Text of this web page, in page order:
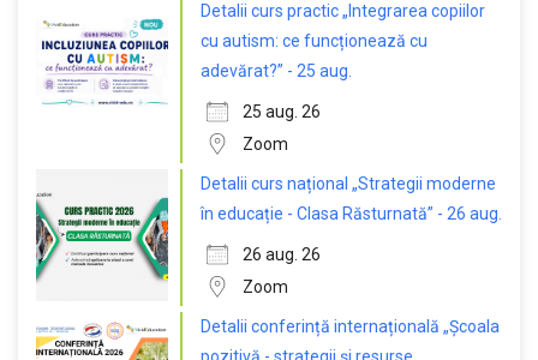
Detalii curs practic „Integrarea copiilor
cu autism: ce funcționează cu
adevărat?” - 25 aug.
25 aug. 26
Zoom
Detalii curs național „Strategii moderne
în educație - Clasa Răsturnată” - 26 aug.
26 aug. 26
Zoom
Detalii conferință internațională „Școala